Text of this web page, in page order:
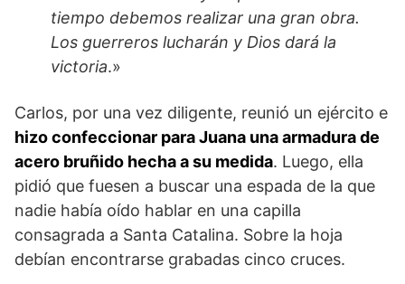
tiempo debemos realizar una gran obra.
Los guerreros lucharán y Dios dará la
victoria.»
Carlos, por una vez diligente, reunió un ejército e
hizo confeccionar para Juana una armadura de
acero bruñido hecha a su medida. Luego, ella
pidió que fuesen a buscar una espada de la que
nadie había oído hablar en una capilla
consagrada a Santa Catalina. Sobre la hoja
debían encontrarse grabadas cinco cruces.